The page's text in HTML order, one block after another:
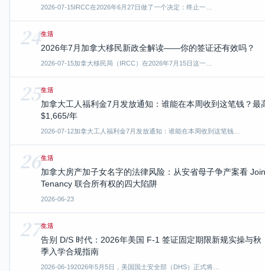
2026-07-15IRCC在2026年6月27日做了一个决定：终止一…
24生活
2026年7月加拿大移民新政全解读——你的签证还有效吗？
2026-07-15加拿大移民局（IRCC）在2026年7月15日这一…
25生活
加拿大工人福利金7月发放通知：谁能在本周收到这笔钱？最
$1,665/年
2026-07-12加拿大工人福利金7月发放通知：谁能在本周收到这笔钱…
26生活
加拿大房产加子女名字的法律风险：从安省母子争产案看
Tenancy 联合所有权的四大陷阱
2026-06-23
27生活
告别 D/S 时代：2026年美国 F-1 签证固定期限新规实操与秋
季入学合规指南
2026-06-192026年5月5日，美国国土安全部（DHS）正式将…